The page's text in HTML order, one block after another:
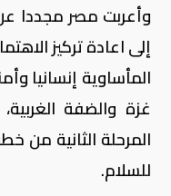
وأعربت مصر مجددا
إلى اعادة تركيز
المأساوية إنسانيا
غزة والضفة
المرحلة الثانية من
للسلام.